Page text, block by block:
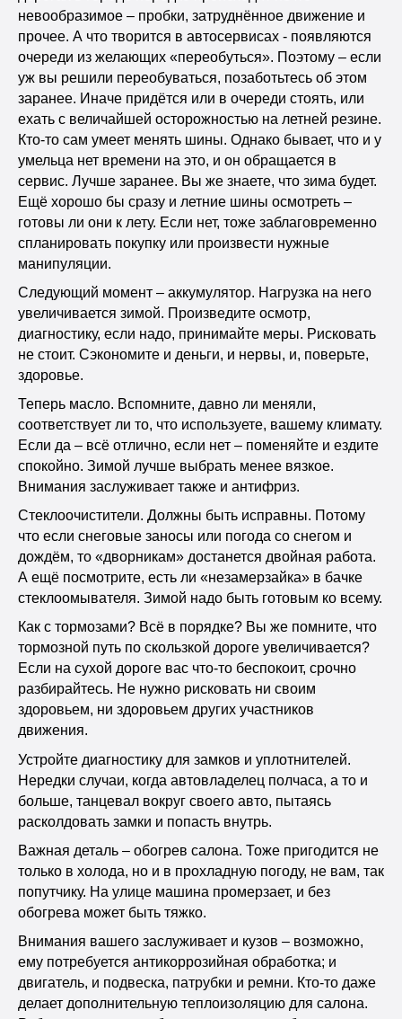
невообразимое – пробки, затруднённое движение и
прочее. А что творится в автосервисах - появляются
очереди из желающих «переобуться». Поэтому – если
уж вы решили переобуваться, позаботьтесь об этом
заранее. Иначе придётся или в очереди стоять, или
ехать с величайшей осторожностью на летней резине.
Кто-то сам умеет менять шины. Однако бывает, что и у
умельца нет времени на это, и он обращается в
сервис. Лучше заранее. Вы же знаете, что зима будет.
Ещё хорошо бы сразу и летние шины осмотреть –
готовы ли они к лету. Если нет, тоже заблаговременно
спланировать покупку или произвести нужные
манипуляции.
Следующий момент – аккумулятор. Нагрузка на него
увеличивается зимой. Произведите осмотр,
диагностику, если надо, принимайте меры. Рисковать
не стоит. Сэкономите и деньги, и нервы, и, поверьте,
здоровье.
Теперь масло. Вспомните, давно ли меняли,
соответствует ли то, что используете, вашему климату.
Если да – всё отлично, если нет – поменяйте и ездите
спокойно. Зимой лучше выбрать менее вязкое.
Внимания заслуживает также и антифриз.
Стеклоочистители. Должны быть исправны. Потому
что если снеговые заносы или погода со снегом и
дождём, то «дворникам» достанется двойная работа.
А ещё посмотрите, есть ли «незамерзайка» в бачке
стеклоомывателя. Зимой надо быть готовым ко всему.
Как с тормозами? Всё в порядке? Вы же помните, что
тормозной путь по скользкой дороге увеличивается?
Если на сухой дороге вас что-то беспокоит, срочно
разбирайтесь. Не нужно рисковать ни своим
здоровьем, ни здоровьем других участников
движения.
Устройте диагностику для замков и уплотнителей.
Нередки случаи, когда автовладелец полчаса, а то и
больше, танцевал вокруг своего авто, пытаясь
расколдовать замки и попасть внутрь.
Важная деталь – обогрев салона. Тоже пригодится не
только в холода, но и в прохладную погоду, не вам, так
попутчику. На улице машина промерзает, и без
обогрева может быть тяжко.
Внимания вашего заслуживает и кузов – возможно,
ему потребуется антикоррозийная обработка; и
двигатель, и подвеска, патрубки и ремни. Кто-то даже
делает дополнительную теплоизоляцию для салона.